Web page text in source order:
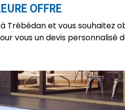
OFFRE
et vous souhaitez
vous un devis personnalisé